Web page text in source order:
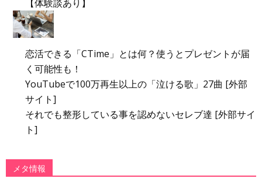
【体験談あり】
恋活できる「CTime」とは何？使うとプレゼントが届
く可能性も！
YouTubeで100万再生以上の「泣ける歌」27曲 [外部
サイト]
それでも整形している事を認めないセレブ達 [外部サイ
ト]
メタ情報